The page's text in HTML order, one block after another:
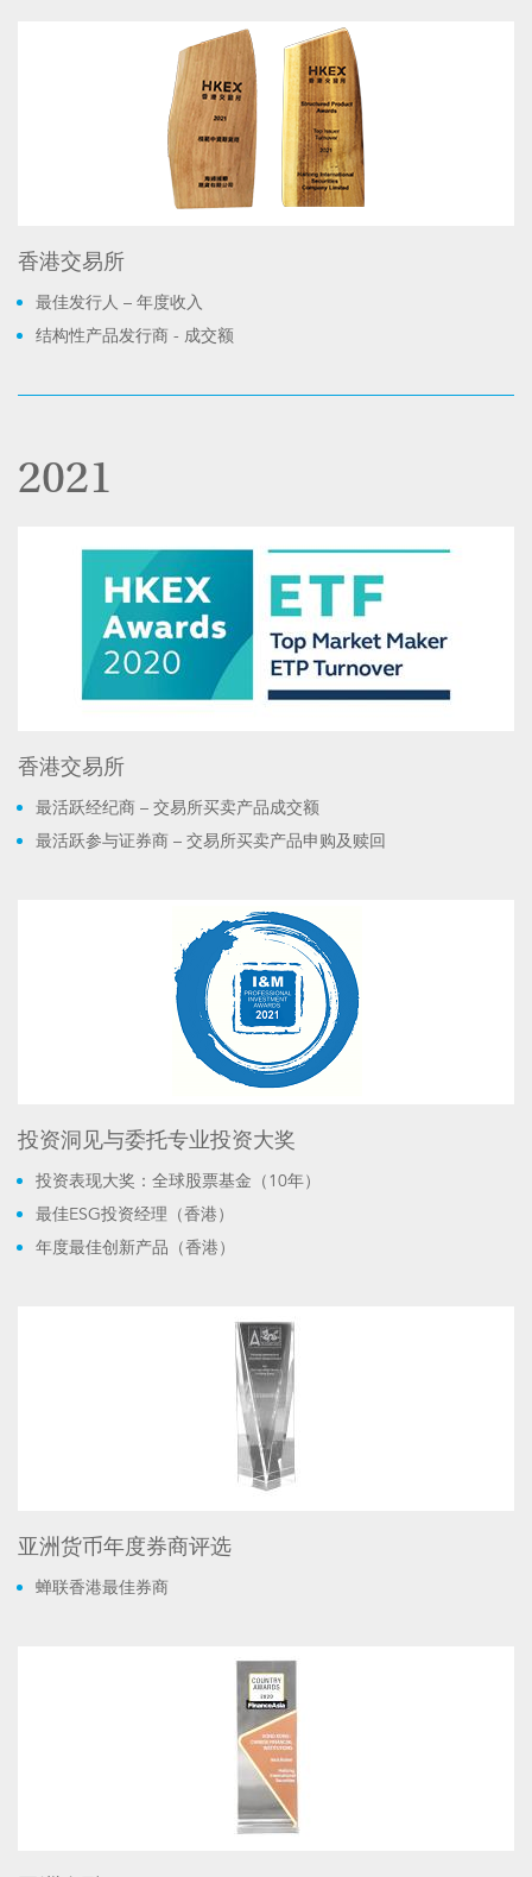
香港交易所
最佳发行人 – 年度收入
结构性产品发行商 - 成交额
2021
香港交易所
最活跃经纪商 – 交易所买卖产品成交额
最活跃参与证券商 – 交易所买卖产品申购及赎回
投资洞见与委托专业投资大奖
投资表现大奖：全球股票基金（10年）
最佳ESG投资经理（香港）
年度最佳创新产品（香港）
亚洲货币年度券商评选
蝉联香港最佳券商